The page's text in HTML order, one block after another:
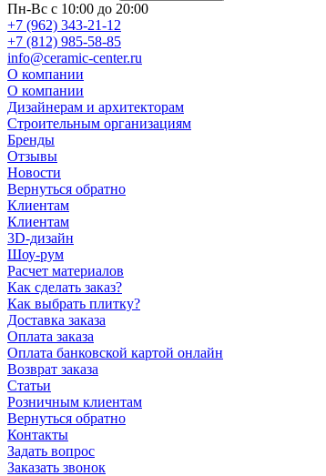
Пн-Вс с 10:00 до 20:00
+7 (962) 343-21-12
+7 (812) 985-58-85
info@ceramic-center.ru
О компании
О компании
Дизайнерам и архитекторам
Строительным организациям
Бренды
Отзывы
Новости
Вернуться обратно
Клиентам
Клиентам
3D-дизайн
Шоу-рум
Расчет материалов
Как сделать заказ?
Как выбрать плитку?
Доставка заказа
Оплата заказа
Оплата банковской картой онлайн
Возврат заказа
Статьи
Розничным клиентам
Вернуться обратно
Контакты
Задать вопрос
Заказать звонок